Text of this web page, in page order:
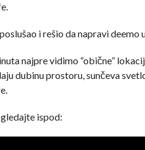
i rešio da napravi
najpre vidimo “obične”
dubinu prostoru, sunčeva
ispod: